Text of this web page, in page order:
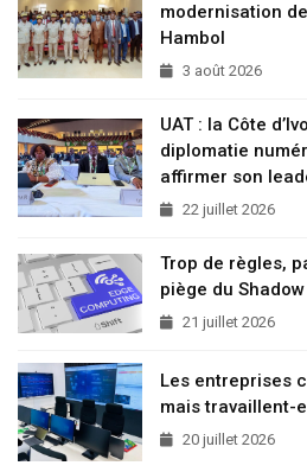
modernisation
Hambol
3 août 2026
UAT : la Côte
diplomatie
affirmer son
22 juillet 2026
Trop de règles,
piège du Shadow
21 juillet 2026
Les entreprises
mais travaillent-
20 juillet 2026